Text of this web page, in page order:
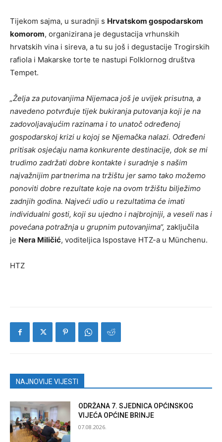
Tijekom sajma, u suradnji s Hrvatskom gospodarskom
komorom, organizirana je degustacija vrhunskih
hrvatskih vina i sireva, a tu su još i degustacije Trogirskih
rafiola i Makarske torte te nastupi Folklornog društva
Tempet.
„Želja za putovanjima Nijemaca još je uvijek prisutna, a
navedeno potvrđuje tijek bukiranja putovanja koji je na
zadovoljavajućim razinama i to unatoč određenoj
gospodarskoj krizi u kojoj se Njemačka nalazi. Određeni
pritisak osjećaju nama konkurente destinacije, dok se mi
trudimo zadržati dobre kontakte i suradnje s našim
najvažnijim partnerima na tržištu jer samo tako možemo
ponoviti dobre rezultate koje na ovom tržištu bilježimo
zadnjih godina. Najveći udio u rezultatima će imati
individualni gosti, koji su ujedno i najbrojniji, a veseli nas i
povećana potražnja u grupnim putovanjima“, zaključila
je Nera Miličić, voditeljica Ispostave HTZ-a u Münchenu.
HTZ
NAJNOVIJE VIJESTI
ODRŽANA 7. SJEDNICA OPĆINSKOG
VIJEĆA OPĆINE BRINJE
07.08.2026.